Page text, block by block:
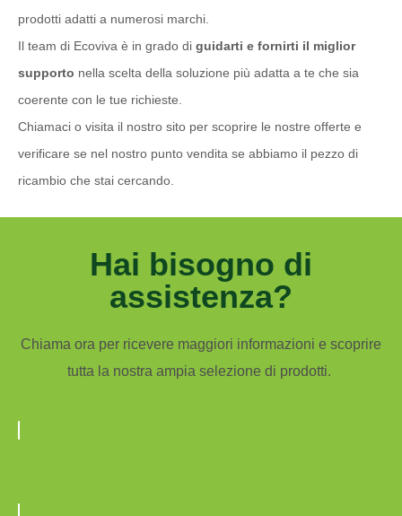
prodotti adatti a numerosi marchi.
Il team di Ecoviva è in grado di guidarti e fornirti il miglior
supporto nella scelta della soluzione più adatta a te che sia
coerente con le tue richieste.
Chiamaci o visita il nostro sito per scoprire le nostre offerte e
verificare se nel nostro punto vendita se abbiamo il pezzo di
ricambio che stai cercando.
Hai bisogno di
assistenza?
Chiama ora per ricevere maggiori informazioni e scoprire
tutta la nostra ampia selezione di prodotti.